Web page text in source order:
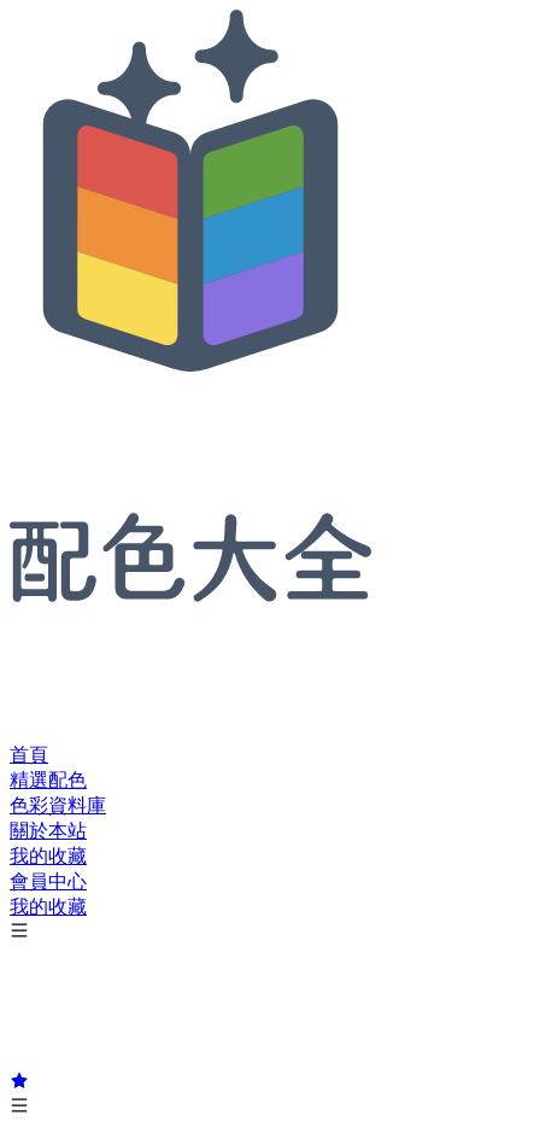
首頁
精選配色
色彩資料庫
關於本站
我的收藏
會員中心
我的收藏